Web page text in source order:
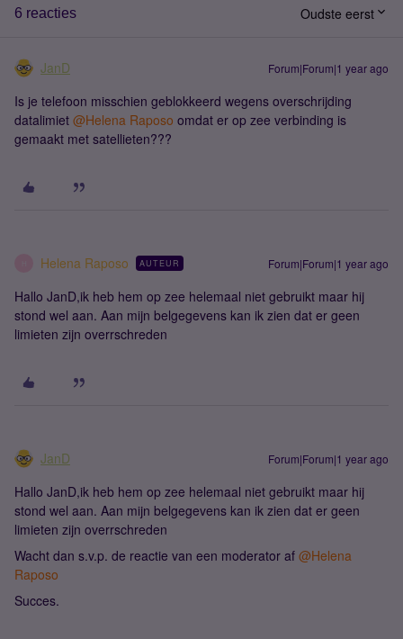
6 reacties Oudste eerst
JanD Forum|Forum|1 year ago
Is je telefoon misschien geblokkeerd wegens overschrijding
datalimiet @Helena Raposo omdat er op zee verbinding is
gemaakt met satellieten???
Helena Raposo AUTEUR Forum|Forum|1 year ago
Hallo JanD,ik heb hem op zee helemaal niet gebruikt maar hij
stond wel aan. Aan mijn belgegevens kan ik zien dat er geen
limieten zijn overrschreden
JanD Forum|Forum|1 year ago
Hallo JanD,ik heb hem op zee helemaal niet gebruikt maar hij
stond wel aan. Aan mijn belgegevens kan ik zien dat er geen
limieten zijn overrschreden
Wacht dan s.v.p. de reactie van een moderator af @Helena
Raposo
Succes.